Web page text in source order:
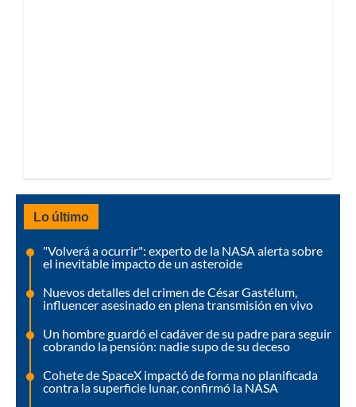
Lo último
"Volverá a ocurrir": experto de la NASA alerta sobre
el inevitable impacto de un asteroide
Nuevos detalles del crimen de César Gastélum,
influencer asesinado en plena transmisión en vivo
Un hombre guardó el cadáver de su padre para seguir
cobrando la pensión: nadie supo de su deceso
Cohete de SpaceX impactó de forma no planificada
contra la superficie lunar, confirmó la NASA